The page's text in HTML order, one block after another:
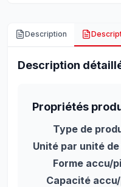
Description
Description
Propriétés
Type de
Unité par unité
Forme accu/
Capacité